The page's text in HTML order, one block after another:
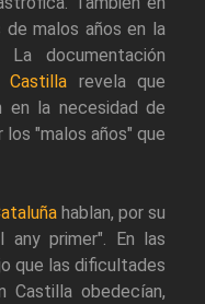
de malos años en la
documentación
Castilla revela que
en la necesidad de
"malos años" que
hablan, por su
primer". En las
que las dificultades
Castilla obedecían,